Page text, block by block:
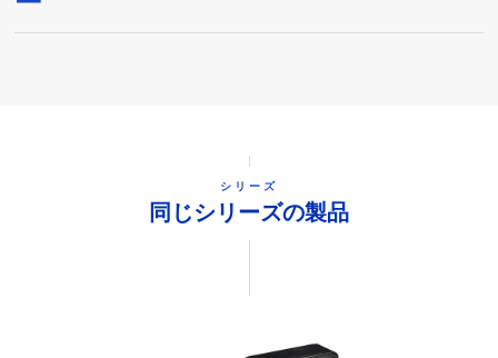
シリーズ
同じシリーズの製品